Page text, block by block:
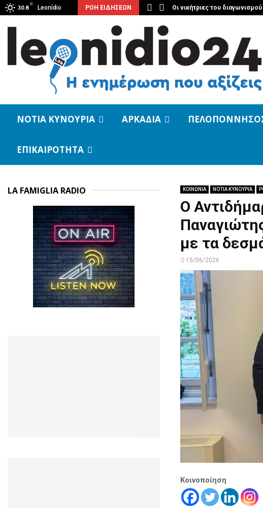
30.8
C
Leonídio ΡΟΗ ΕΙΔΗΣΕΩΝ
στον Απόλλωνα Τυρού! Οι νικήτριες του
ΝΟΤΙΑ ΚΥΝΟΥΡΙΑ ΑΡΚΑΔΙΑ
ΕΠΙΚΑΙΡΟΤΗΤΑ
ΚΟΙΝΩΝΙΑ ΝΟΤΙΑ ΚΥΝΟΥΡΙΑ
Ο
με τα
15/06/2026
Κοινοποίηση
LA FAMIGLIA RADIO